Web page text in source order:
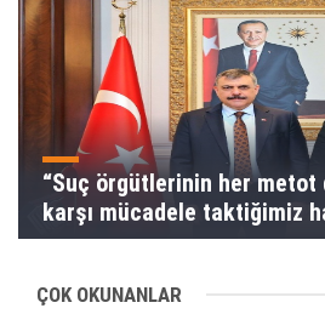
“Suç örgütlerinin her
karşı mücadele taktiğimiz
ÇOK OKUNANLAR